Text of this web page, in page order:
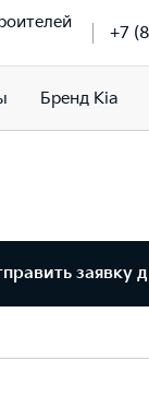
+7
Бренд Kia
заявку